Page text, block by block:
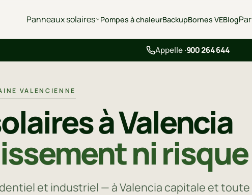
Panneaux solaires Pompes à chaleurBackupBornes VEBlog
Appelle ·900 264 644
VALENCIENNE
à Valencia
ni risque
et industriel — à Valencia capitale et toute